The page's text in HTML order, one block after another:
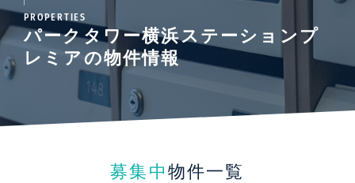
PROPERTIES
パークタワー横浜ステーションプ
レミアの物件情報
募集中 物件一覧